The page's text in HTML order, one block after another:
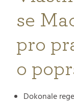
se
pro
o
Dokonale